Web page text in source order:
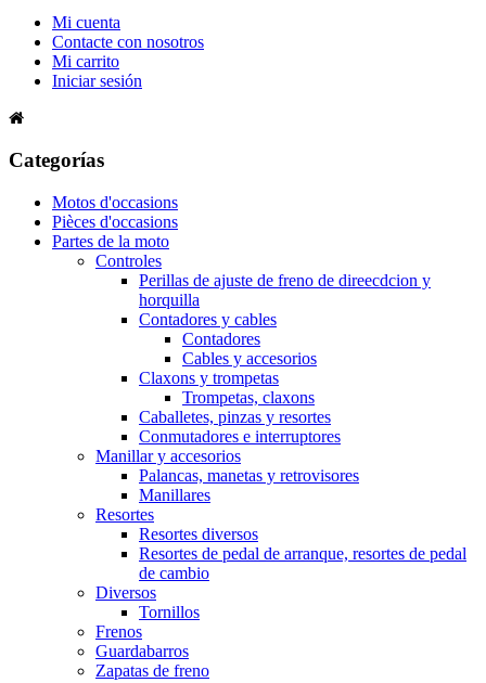
Mi cuenta
Contacte con nosotros
Mi carrito
Iniciar sesión
Categorías
Motos d'occasions
Pièces d'occasions
Partes de la moto
Controles
Perillas de ajuste de freno de direecdcion y
horquilla
Contadores y cables
Contadores
Cables y accesorios
Claxons y trompetas
Trompetas, claxons
Caballetes, pinzas y resortes
Conmutadores e interruptores
Manillar y accesorios
Palancas, manetas y retrovisores
Manillares
Resortes
Resortes diversos
Resortes de pedal de arranque, resortes de pedal
de cambio
Diversos
Tornillos
Frenos
Guardabarros
Zapatas de freno